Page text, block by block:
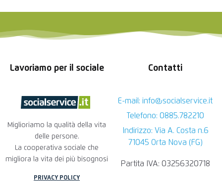
Lavoriamo per il sociale
Miglioriamo la qualità della vita
delle persone.
La cooperativa sociale che
migliora la vita dei più bisognosi
PRIVACY POLICY
Contatti
E-mail: info@socialservice.it
Telefono: 0885.782210
Indirizzo: Via A. Costa n.6
71045 Orta Nova (FG)
Partita IVA: 03256320718